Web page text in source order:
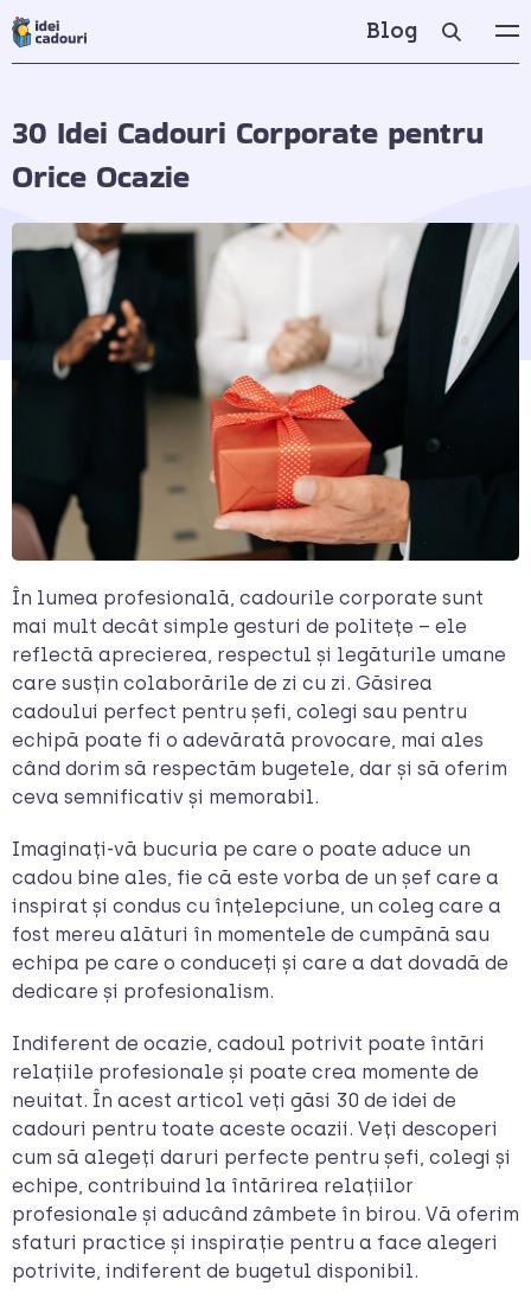
Blog
30 Idei Cadouri Corporate pentru
Orice Ocazie
În lumea profesională, cadourile corporate sunt
mai mult decât simple gesturi de politețe – ele
reflectă aprecierea, respectul și legăturile umane
care susțin colaborările de zi cu zi. Găsirea
cadoului perfect pentru șefi, colegi sau pentru
echipă poate fi o adevărată provocare, mai ales
când dorim să respectăm bugetele, dar și să oferim
ceva semnificativ și memorabil.
Imaginați-vă bucuria pe care o poate aduce un
cadou bine ales, fie că este vorba de un șef care a
inspirat și condus cu înțelepciune, un coleg care a
fost mereu alături în momentele de cumpănă sau
echipa pe care o conduceți și care a dat dovadă de
dedicare și profesionalism.
Indiferent de ocazie, cadoul potrivit poate întări
relațiile profesionale și poate crea momente de
neuitat. În acest articol veți găsi 30 de idei de
cadouri pentru toate aceste ocazii. Veți descoperi
cum să alegeți daruri perfecte pentru șefi, colegi și
echipe, contribuind la întărirea relațiilor
profesionale și aducând zâmbete în birou. Vă oferim
sfaturi practice și inspirație pentru a face alegeri
potrivite, indiferent de bugetul disponibil.